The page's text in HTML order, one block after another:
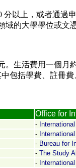
分以上，或者通
的大學學位或文
。生活費用一個
包括學費、註冊
Office for
-
-
- Bureau for
- The Study
-